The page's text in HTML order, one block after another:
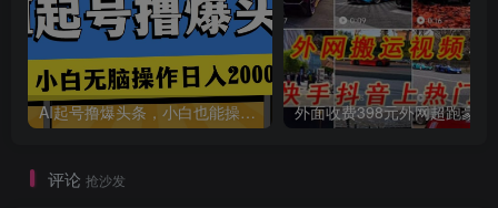
AI起号撸爆头条，小白也能操作，日入2000+
评论 抢沙发